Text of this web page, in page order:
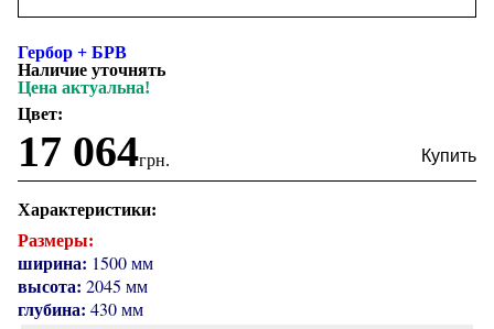
Гербор + БРВ
Наличие уточнять
Цена актуальна!
Цвет:
17 064грн.
Характеристики:
Размеры:
ширина: 1500 мм
высота: 2045 мм
глубина: 430 мм